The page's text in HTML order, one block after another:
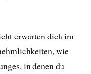
erwarten dich im
wie
in denen du